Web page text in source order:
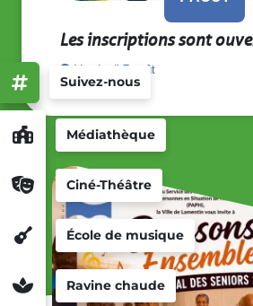
Médiathèque
Ciné-Théâtre
École de musique
Ravine chaude
Suivez-nous
Les inscriptions sont
Vendredi 7 août